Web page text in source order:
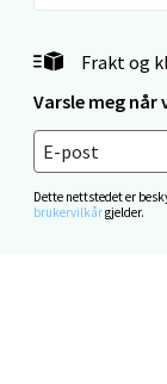
Frakt og
Varsle meg når
Dette nettstedet er
brukervilkårgjelder.